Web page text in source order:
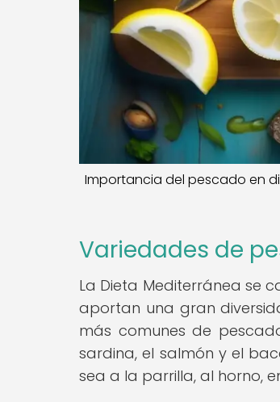
Importancia del pescado en
Variedades de
La Dieta Mediterránea se
aportan una gran
más comunes de
sardina, el salmón y el
sea a la parrilla, al horno,